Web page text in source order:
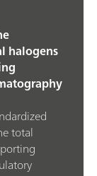
halogens
total